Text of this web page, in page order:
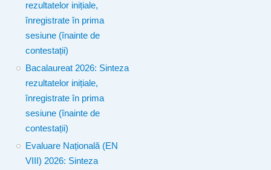
rezultatelor inițiale,
înregistrate în prima
sesiune (înainte de
contestații)
Bacalaureat 2026: Sinteza
rezultatelor inițiale,
înregistrate în prima
sesiune (înainte de
contestații)
Evaluare Națională (EN
VIII) 2026: Sinteza